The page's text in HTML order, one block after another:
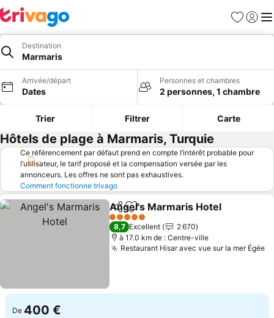
Favoris
Se
Destination
Marmaris
Arrivée/départ
Dates
Personnes et chambres
2 personnes, 1 chambre
Trier Filtrer Carte
Hôtels de plage à Marmaris, Turquie
Ce référencement par défaut prend en compte l’intérêt probable pour
l’utilisateur, le tarif proposé et la compensation versée par les
annonceurs. Les offres ne sont pas exhaustives.
Comment fonctionne trivago
PartagerAjouter à mes favoris
Angel's Marmaris Hotel
5 Étoiles
8,7 Excellent
2 670
à 17.0 km de : Centre-ville
Restaurant Hisar avec vue sur la mer Égée
De 400 €